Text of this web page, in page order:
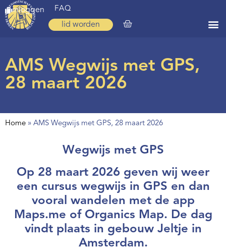
inloggen FAQ
lid worden
Zoeken
Op weg
Regio’s
Agenda
Webshop
AMS Wegwijs met GPS,
28 maart 2026
Home » AMS Wegwijs met GPS, 28 maart 2026
Wegwijs met GPS
Op 28 maart 2026 geven wij weer
een cursus wegwijs in GPS en dan
vooral wandelen met de app
Maps.me of Organics Map. De dag
vindt plaats in gebouw Jeltje in
Amsterdam.